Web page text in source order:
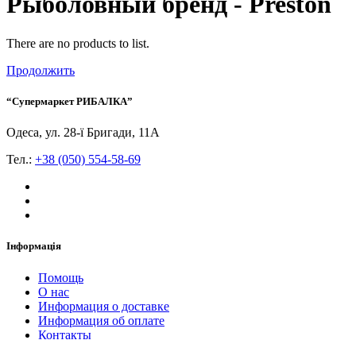
There are no products to list.
Продолжить
“Супермаркет РИБАЛКА”
Одеса, ул. 28-ї Бригади, 11А
Тел.: +38 (050) 554-58-69
Інформація
Помощь
О нас
Информация о доставке
Информация об оплате
Контакты